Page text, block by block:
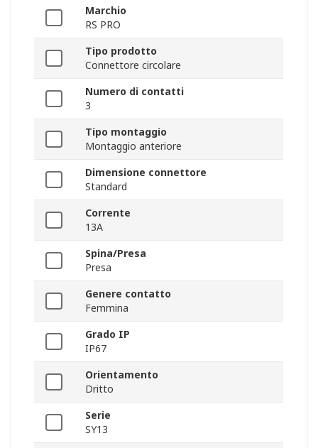
Marchio
RS PRO
Tipo prodotto
Connettore circolare
Numero di contatti
3
Tipo montaggio
Montaggio anteriore
Dimensione connettore
Standard
Corrente
13A
Spina/Presa
Presa
Genere contatto
Femmina
Grado IP
IP67
Orientamento
Dritto
Serie
SY13